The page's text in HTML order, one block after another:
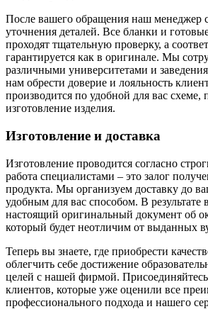
После вашего обращения наш менеджер
уточнения деталей. Все бланки и
проходят тщательную проверку, а
гарантируется как в оригинале. Мы
различными университетами и
нам обрести доверие и лояльность
производится по удобной для вас схеме,
изготовление изделия.
Изготовление и доставка
Изготовление проводится согласно
работа специалистами – это залог
продукта. Мы организуем доставку до
удобным для вас способом. В результате
настоящий оригинальный документ об
который будет неотличим от выданных
Теперь вы знаете, где приобрести
облегчить себе достижение
целей с нашей фирмой.
клиентов, которые уже оценили все
профессионального подхода и нашего